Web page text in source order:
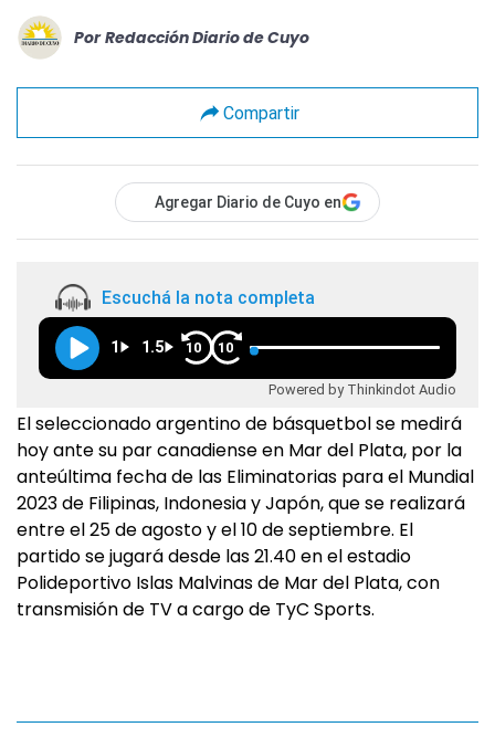
Por Redacción Diario de Cuyo
Compartir
Agregar Diario de Cuyo en
Escuchá la nota completa
1 1.5 10 10
Powered by Thinkindot Audio
El seleccionado argentino de básquetbol se medirá
hoy ante su par canadiense en Mar del Plata, por la
anteúltima fecha de las Eliminatorias para el Mundial
2023 de Filipinas, Indonesia y Japón, que se realizará
entre el 25 de agosto y el 10 de septiembre. El
partido se jugará desde las 21.40 en el estadio
Polideportivo Islas Malvinas de Mar del Plata, con
transmisión de TV a cargo de TyC Sports.